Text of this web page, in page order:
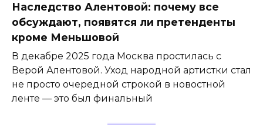
Наследство Алентовой: почему все
обсуждают, появятся ли претенденты
кроме Меньшовой
В декабре 2025 года Москва простилась с
Верой Алентовой. Уход народной артистки стал
не просто очередной строкой в новостной
ленте — это был финальный